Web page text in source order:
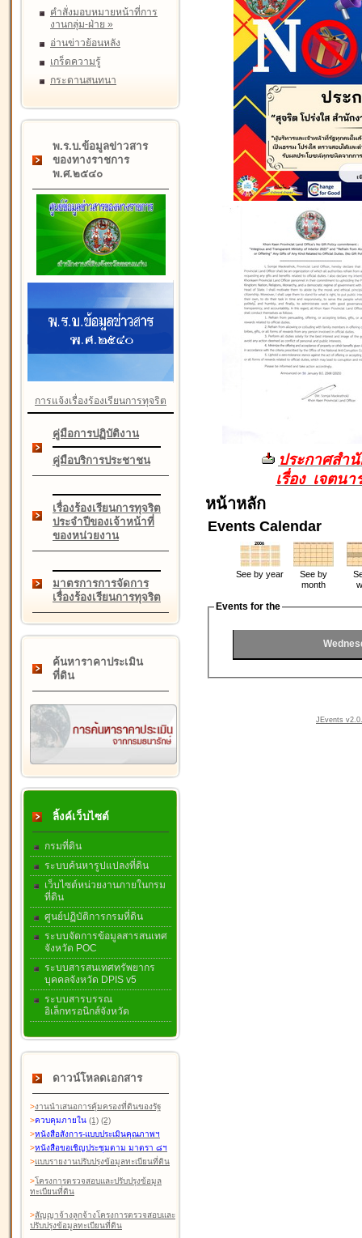
คำสั่งมอบหมายหน้าที่การ
งานกลุ่ม-ฝ่าย »
อ่านข่าวย้อนหลัง
เกร็ดความรู้
กระดานสนทนา
พ.ร.บ.ข้อมูลข่าวสาร
ของทางราชการ
พ.ศ.๒๕๔๐
การแจ้งเรื่องร้องเรียนการทุจริต
คู่มือการปฏิบัติงาน
คู่มือบริการประชาชน
เรื่องร้องเรียนการทุจริต
ประจำปีของเจ้าหน้าที่
ของหน่วยงาน
มาตรการการจัดการ
เรื่องร้องเรียนการทุจริต
ค้นหาราคาประเมิน
ที่ดิน
ลิ้งค์เว็บไซต์
กรมที่ดิน
ระบบค้นหารูปแปลงที่ดิน
เว็บไซต์หน่วยงานภายในกรม
ที่ดิน
ศูนย์ปฏิบัติการกรมที่ดิน
ระบบจัดการข้อมูลสารสนเทศ
จังหวัด POC
ระบบสารสนเทศทรัพยากร
บุคคลจังหวัด DPIS v5
ระบบสารบรรณ
อิเล็กทรอนิกส์จังหวัด
ดาวน์โหลดเอกสาร
>งานนำเสนอการคุ้มครองที่ดินของรัฐ
>ควบคุมภายใน (1) (2)
>หนังสือสังการ-แบบประเมินคุณภาพฯ
>หนังสือขอเชิญประชุมตาม มาตรา ๘ฯ
>แบบรายงานปรับปรุงข้อมูลทะเบียนที่ดิน
>โครงการตรวจสอบและปรับปรุงข้อมูล
ทะเบียนที่ดิน
>สัญญาจ้างลูกจ้างโครงการตรวจสอบและ
ปรับปรุงข้อมูลทะเบียนที่ดิน
ประกาศสำ
เรื่อง เจตน
หน้าหลัก
Events Calendar
See by year
See by
month
Events for the
JEvents